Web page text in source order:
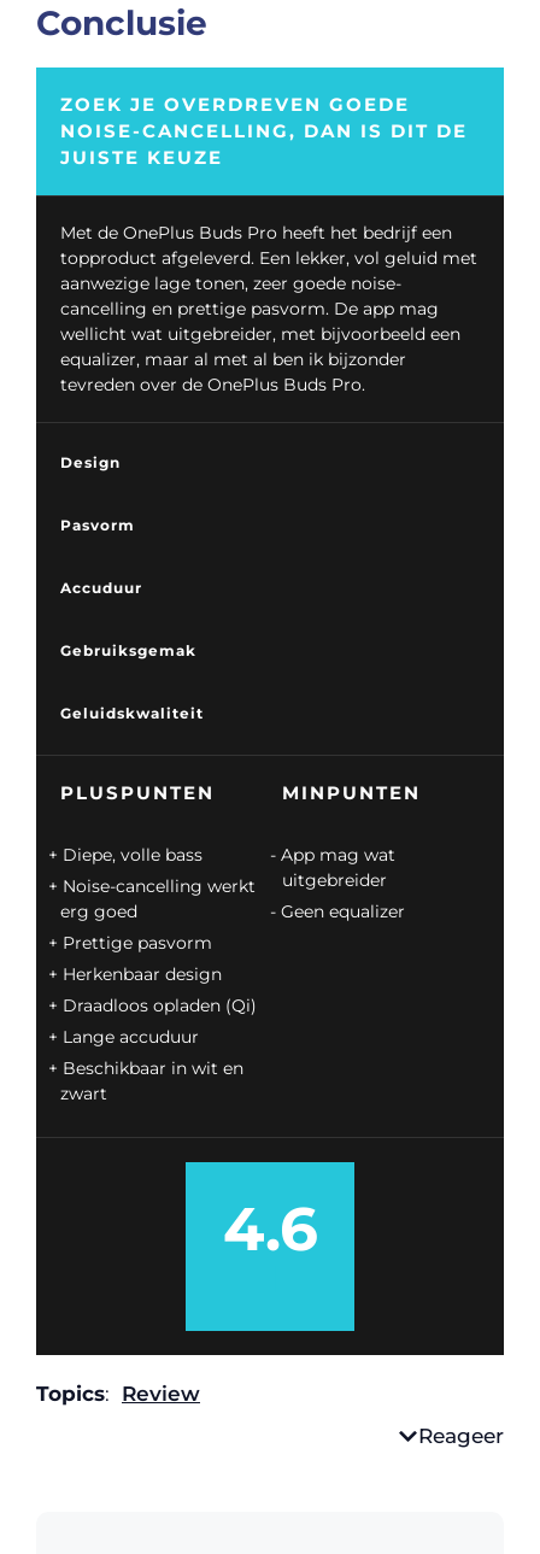
Conclusie
ZOEK JE OVERDREVEN GOEDE
NOISE-CANCELLING, DAN IS DIT DE
JUISTE KEUZE
Met de OnePlus Buds Pro heeft het bedrijf een
topproduct afgeleverd. Een lekker, vol geluid met
aanwezige lage tonen, zeer goede noise-
cancelling en prettige pasvorm. De app mag
wellicht wat uitgebreider, met bijvoorbeeld een
equalizer, maar al met al ben ik bijzonder
tevreden over de OnePlus Buds Pro.
Design
Pasvorm
Accuduur
Gebruiksgemak
Geluidskwaliteit
PLUSPUNTEN
Diepe, volle bass
Noise-cancelling werkt
erg goed
Prettige pasvorm
Herkenbaar design
Draadloos opladen (Qi)
Lange accuduur
Beschikbaar in wit en
zwart
MINPUNTEN
App mag wat
uitgebreider
Geen equalizer
4.6
Topics: Review
Reageer